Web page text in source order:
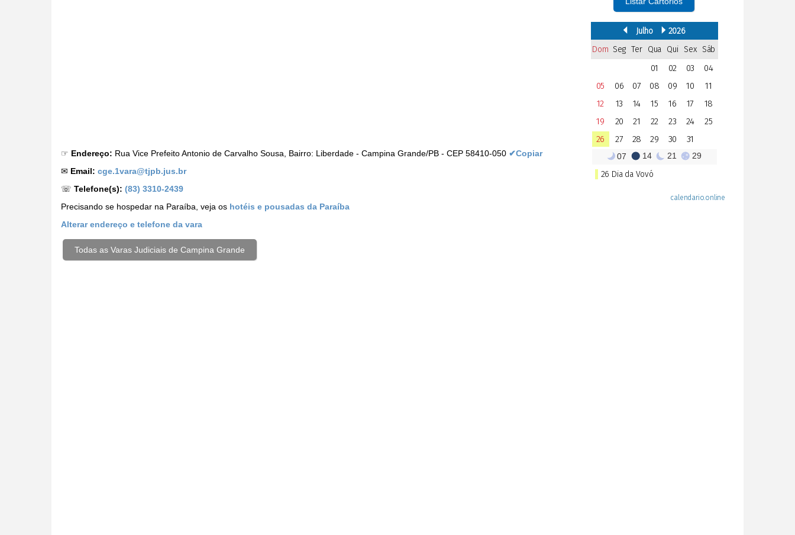
☞ Endereço: Rua Vice Prefeito Antonio de Carvalho Sousa, Bairro: Liberdade - Campina Grande/PB - CEP 58410-050 ✔Copiar
✉ Email: cge.1vara@tjpb.jus.br
☏ Telefone(s): (83) 3310-2439
Precisando se hospedar na Paraíba, veja os hotéis e pousadas da Paraíba
Alterarendereço e telefone da vara
Todas as Varas Judiciais de Campina Grande